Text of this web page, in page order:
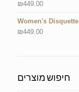
₪449.00
Women's Disquette
₪449.00
חיפוש מוצרים